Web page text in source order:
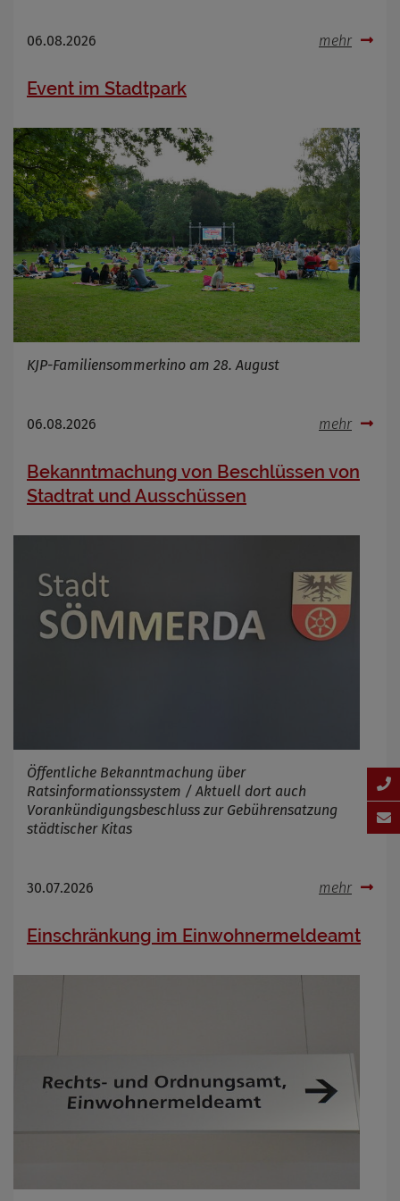
06.08.2026 mehr
Event im Stadtpark
KJP-Familiensommerkino am 28. August
06.08.2026 mehr
Bekanntmachung von Beschlüssen von
Stadtrat und Ausschüssen
Öffentliche Bekanntmachung über
Ratsinformationssystem / Aktuell dort auch
Vorankündigungsbeschluss zur Gebührensatzung
städtischer Kitas
30.07.2026 mehr
Einschränkung im Einwohnermeldeamt